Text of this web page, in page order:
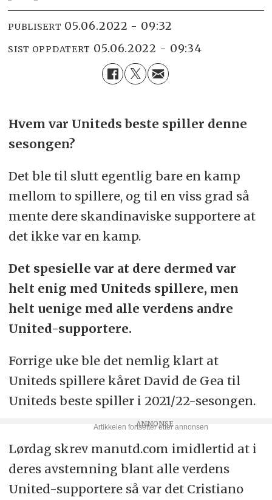
PUBLISERT 05.06.2022 - 09:32
SIST OPPDATERT 05.06.2022 - 09:34
Hvem var Uniteds beste spiller denne
sesongen?
Det ble til slutt egentlig bare en kamp
mellom to spillere, og til en viss grad så
mente dere skandinaviske supportere at
det ikke var en kamp.
Det spesielle var at dere dermed var
helt enig med Uniteds spillere, men
helt uenige med alle verdens andre
United-supportere.
Forrige uke ble det nemlig klart at
Uniteds spillere kåret David de Gea til
Uniteds beste spiller i 2021/22-sesongen.
Lørdag skrev manutd.com imidlertid at i
deres avstemning blant alle verdens
United-supportere så var det Cristiano